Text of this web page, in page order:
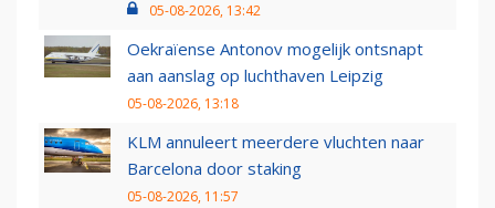
05-08-2026, 13:42
Oekraïense Antonov mogelijk ontsnapt
aan aanslag op luchthaven Leipzig
05-08-2026, 13:18
KLM annuleert meerdere vluchten naar
Barcelona door staking
05-08-2026, 11:57